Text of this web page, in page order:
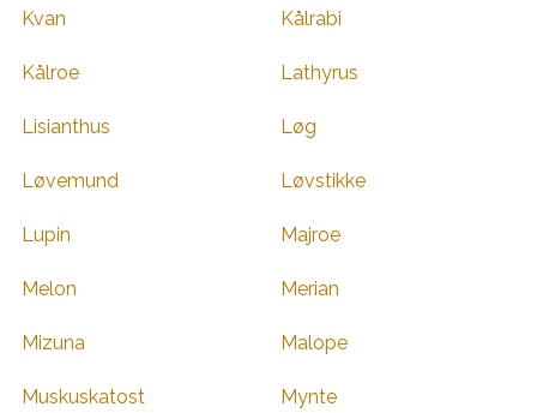
Kvan Kålrabi
Kålroe Lathyrus
Lisianthus Løg
Løvemund Løvstikke
Lupin Majroe
Melon Merian
Mizuna Malope
Muskuskatost Mynte